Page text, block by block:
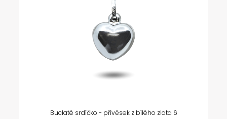
Buclaté srdíčko - přívěsek z bílého zlata 6